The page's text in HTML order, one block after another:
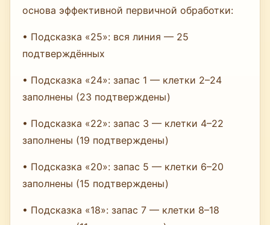
основа эффективной первичной обработки:
• Подсказка «25»: вся линия — 25
подтверждённых
• Подсказка «24»: запас 1 — клетки 2–24
заполнены (23 подтверждены)
• Подсказка «22»: запас 3 — клетки 4–22
заполнены (19 подтверждены)
• Подсказка «20»: запас 5 — клетки 6–20
заполнены (15 подтверждены)
• Подсказка «18»: запас 7 — клетки 8–18